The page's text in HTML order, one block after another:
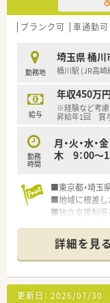
ブランク可 車通勤可
勤務地
埼玉県 桶川
桶川駅 (JR高崎
給与
年収450万
※経験など考
昇給年1回 賞
勤務
時間
月・火・水
木 9：00～
■東京都・埼玉
■地域に根差し
■独立支援制度
詳細を見る
更新日： 2026/07/30